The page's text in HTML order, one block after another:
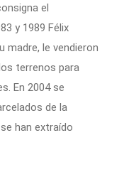
el
y 1989 Félix
madre, le vendieron
terrenos para
En 2004 se
de la
han extraído